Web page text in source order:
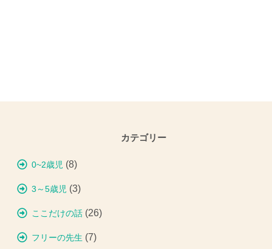
カテゴリー
0~2歳児 (8)
3～5歳児 (3)
ここだけの話 (26)
フリーの先生 (7)